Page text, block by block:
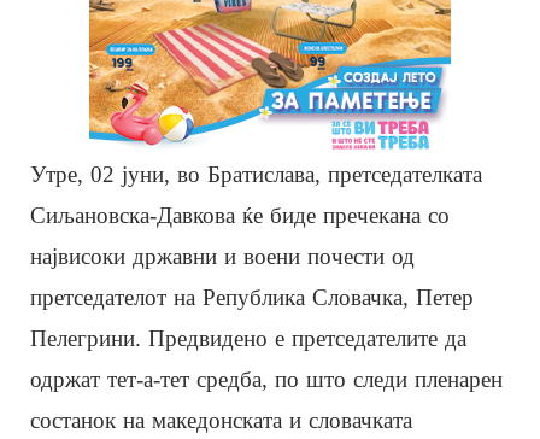
Утре, 02 јуни, во Братислава, претседателката
Сиљановска-Давкова ќе биде пречекана со
највисоки државни и воени почести од
претседателот на Република Словачка, Петер
Пелегрини. Предвидено е претседателите да
одржат тет-а-тет средба, по што следи пленарен
состанок на македонската и словачката